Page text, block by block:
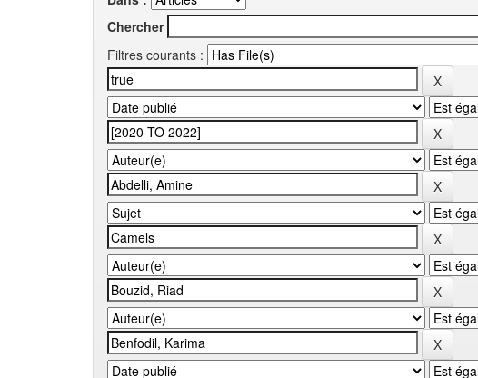
Chercher
Filtres courants :